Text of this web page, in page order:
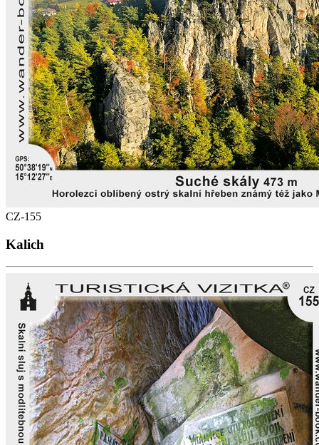
CZ-155
Kalich